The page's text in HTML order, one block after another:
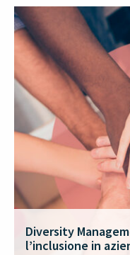
Diversity
l’inclusione in